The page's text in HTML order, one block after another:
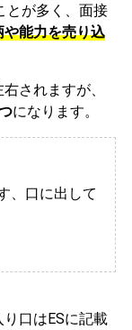
とが多く、面接
や能力を売り込
されますが、
になります。
、口に出して
口はESに記載